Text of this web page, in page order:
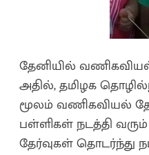
தேனியில்
அதில், தமிழக
மூலம் வணிகவியல்
பள்ளிகள் நடத்தி வரும்
தேர்வுகள் தொடர்ந்து